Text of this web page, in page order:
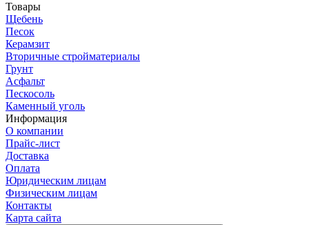
Товары
Щебень
Песок
Керамзит
Вторичные стройматериалы
Грунт
Асфальт
Пескосоль
Каменный уголь
Информация
О компании
Прайс-лист
Доставка
Оплата
Юридическим лицам
Физическим лицам
Контакты
Карта сайта